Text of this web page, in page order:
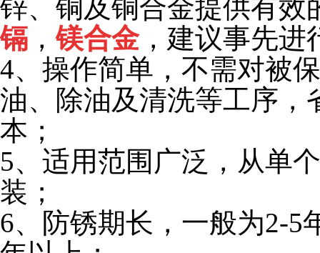
锌、铜及铜合金提供有效
镉 ，镁合金，建议事先进
4、操作简单，不需对被
油、除油及清洗等工序，
本；
5、 适用范围广泛，从单
装；
6、 防锈期长，一般为2-5